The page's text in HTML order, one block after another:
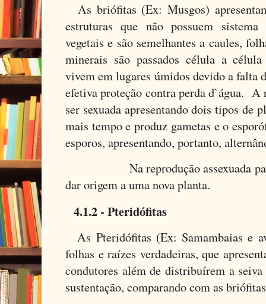
As briófitas (Ex: Musgos)
estruturas que não possuem
vegetais e são semelhantes a caules,
minerais são passados célula a
vivem em lugares úmidos devido a falta
efetiva proteção contra perda d`água. A
ser sexuada apresentando dois tipos de
mais tempo e produz gametas e o
esporos, apresentando, portanto,
Na reprodução assexuada parte
dar origem a uma nova planta.
4.1.2 - Pteridófitas
As Pteridófitas (Ex: Samambaias e
folhas e raízes verdadeiras, que
condutores além de distribuírem a
sustentação, comparando com as